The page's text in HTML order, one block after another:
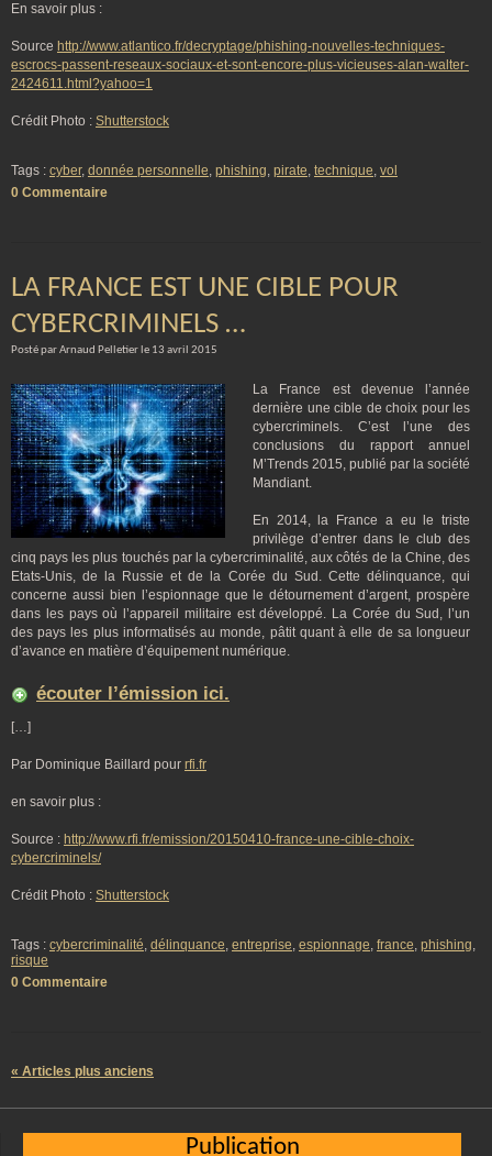
En savoir plus :
Source http://www.atlantico.fr/decryptage/phishing-nouvelles-techniques-
escrocs-passent-reseaux-sociaux-et-sont-encore-plus-vicieuses-alan-walter-
2424611.html?yahoo=1
Crédit Photo : Shutterstock
Tags : cyber, donnée personnelle, phishing, pirate, technique, vol
0 Commentaire
LA FRANCE EST UNE CIBLE POUR
CYBERCRIMINELS …
Posté par Arnaud Pelletier le 13 avril 2015
La France est devenue l’année
dernière une cible de choix pour les
cybercriminels. C’est l’une des
conclusions du rapport annuel
M’Trends 2015, publié par la société
Mandiant.
En 2014, la France a eu le triste
privilège d’entrer dans le club des
cinq pays les plus touchés par la cybercriminalité, aux côtés de la Chine, des
Etats-Unis, de la Russie et de la Corée du Sud. Cette délinquance, qui
concerne aussi bien l’espionnage que le détournement d’argent, prospère
dans les pays où l’appareil militaire est développé. La Corée du Sud, l’un
des pays les plus informatisés au monde, pâtit quant à elle de sa longueur
d’avance en matière d’équipement numérique.
écouter l’émission ici.
[…]
Par Dominique Baillard pour rfi.fr
en savoir plus :
Source : http://www.rfi.fr/emission/20150410-france-une-cible-choix-
cybercriminels/
Crédit Photo : Shutterstock
Tags : cybercriminalité, délinquance, entreprise, espionnage, france, phishing,
risque
0 Commentaire
« Articles plus anciens
Publication